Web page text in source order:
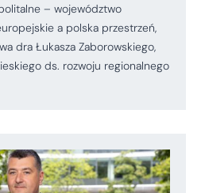
– województwo
a polska przestrzeń,
dra Łukasza Zaborowskiego,
ds. rozwoju regionalnego